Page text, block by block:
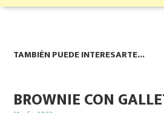
TAMBIÉN PUEDE INTERESARTE...
BROWNIE CON